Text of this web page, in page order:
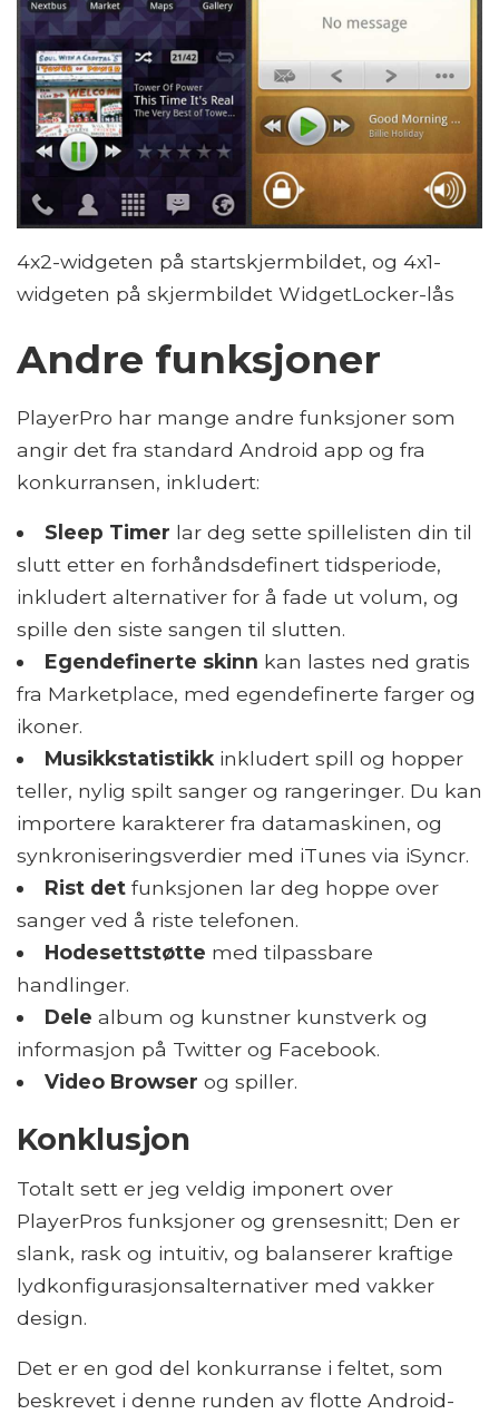
4x2-widgeten på startskjermbildet, og 4x1-
widgeten på skjermbildet WidgetLocker-lås
Andre funksjoner
PlayerPro har mange andre funksjoner som
angir det fra standard Android app og fra
konkurransen, inkludert:
Sleep Timer lar deg sette spillelisten din til
slutt etter en forhåndsdefinert tidsperiode,
inkludert alternativer for å fade ut volum, og
spille den siste sangen til slutten.
Egendefinerte skinn kan lastes ned gratis
fra Marketplace, med egendefinerte farger og
ikoner.
Musikkstatistikkinkludert spill og hopper
teller, nylig spilt sanger og rangeringer. Du kan
importere karakterer fra datamaskinen, og
synkroniseringsverdier med iTunes via iSyncr.
Rist detfunksjonen lar deg hoppe over
sanger ved å riste telefonen.
Hodesettstøtte med tilpassbare
handlinger.
Dele album og kunstner kunstverk og
informasjon på Twitter og Facebook.
Video Browser og spiller.
Konklusjon
Totalt sett er jeg veldig imponert over
PlayerPros funksjoner og grensesnitt; Den er
slank, rask og intuitiv, og balanserer kraftige
lydkonfigurasjonsalternativer med vakker
design.
Det er en god del konkurranse i feltet, som
beskrevet i denne runden av flotte Android-